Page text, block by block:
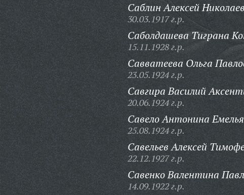
Саблин Алексей
30.03.1917 г.р.
Саболдашева Тиграна
15.11.1928 г.р.
Савватеева Ольга
23.05.1924 г.р.
Савгира Василий
20.06.1924 г.р.
Савело Антонина
25.08.1924 г.р.
Савельев Алексей
22.12.1927 г.р.
Савенко Валентина
14.09.1922 г.р.